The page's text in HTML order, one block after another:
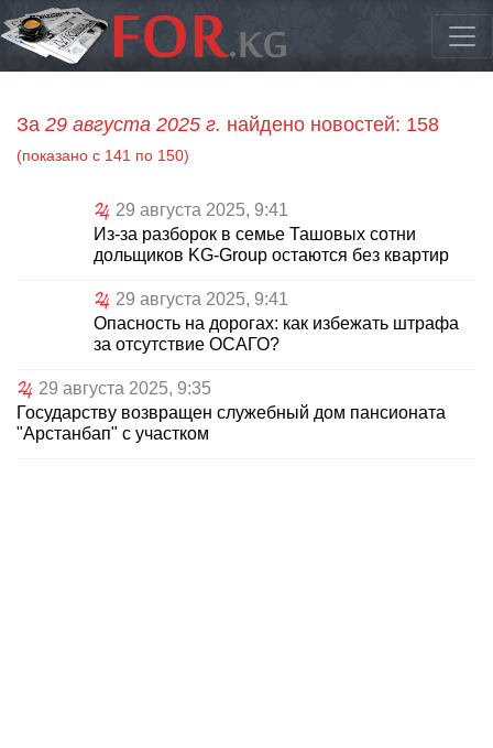
За 29 августа 2025 г. найдено новостей: 158
(показано с 141 по 150)
29 августа 2025, 9:41
Из-за разборок в семье Ташовых сотни
дольщиков KG-Group остаются без квартир
29 августа 2025, 9:41
Опасность на дорогах: как избежать штрафа
за отсутствие ОСАГО?
29 августа 2025, 9:35
Государству возвращен служебный дом пансионата
"Арстанбап" с участком